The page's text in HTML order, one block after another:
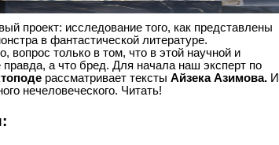
проект: исследование того, как представлены
в фантастической литературе.
вопрос только в том, что в этой научной и
правда, а что бред. Для начала наш эксперт по
рассматривает тексты Айзека Азимова. И
нечеловеческого. Читать!